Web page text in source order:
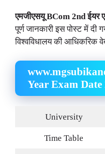
एमजीएसयू BCom 2nd ईयर
पूर्ण जानकारी इस पोस्ट में दी
विश्वविधालय की आधिकरिक
Year Exam Date
University
Time Table